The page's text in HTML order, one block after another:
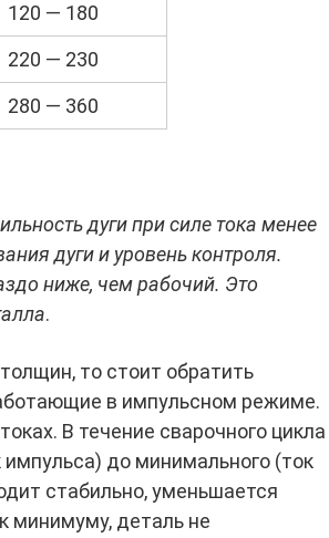
— 180
— 230
— 360
дуги при силе тока менее
дуги и уровень контроля.
ниже, чем рабочий. Это
.
то стоит обратить
в импульсном режиме.
В течение сварочного цикла
до минимального (ток
стабильно, уменьшается
минимуму, деталь не